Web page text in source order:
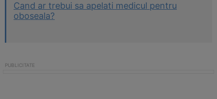
Cand ar trebui sa apelati medicul pentru
oboseala?